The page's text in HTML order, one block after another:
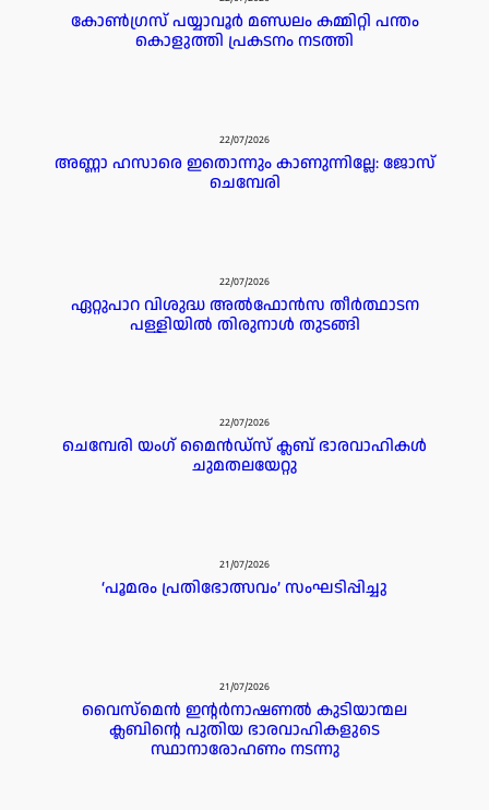
കോൺഗ്രസ് പയ്യാവൂർ മണ്ഡലം കമ്മിറ്റി പന്തം
കൊളുത്തി പ്രകടനം നടത്തി
22/07/2026
അണ്ണാ ഹസാരെ ഇതൊന്നും കാണുന്നില്ലേ: ജോസ്
ചെമ്പേരി
22/07/2026
ഏറ്റുപാറ വിശുദ്ധ അൽഫോൻസ തീർത്ഥാടന
പള്ളിയിൽ തിരുനാൾ തുടങ്ങി
22/07/2026
ചെമ്പേരി യംഗ് മൈൻഡ്സ് ക്ലബ് ഭാരവാഹികൾ
ചുമതലയേറ്റു
21/07/2026
‘പൂമരം പ്രതിഭോത്സവം’ സംഘടിപ്പിച്ചു
21/07/2026
വൈസ്മെൻ ഇൻ്റർനാഷണൽ കുടിയാന്മല
ക്ലബിൻ്റെ പുതിയ ഭാരവാഹികളുടെ
സ്ഥാനാരോഹണം നടന്നു